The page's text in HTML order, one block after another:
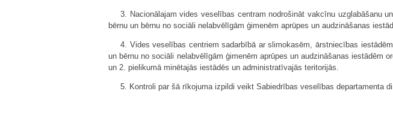
3. Nacionālajam vides veselības centram nodrošināt vakcīnu uzglabāšanu
bērnu un bērnu no sociāli nelabvēlīgām ģimenēm aprūpes un audzināšanas
4. Vides veselības centriem sadarbībā ar slimokasēm, ārstniecības
un bērnu no sociāli nelabvēlīgām ģimenēm aprūpes un audzināšanas
un 2. pielikumā minētajās iestādēs un administratīvajās teritorijās.
5. Kontroli par šā rīkojuma izpildi veikt Sabiedrības veselības departamenta